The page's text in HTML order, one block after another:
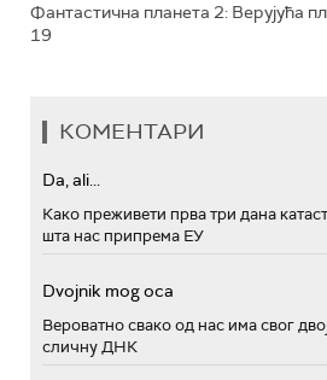
Фантастична планета 2: Верујућа
19
КОМЕНТАРИ
Da, ali...
Како преживети прва три дана
шта нас припрема ЕУ
Dvojnik mog oca
Вероватно свако од нас има свог
сличну ДНК